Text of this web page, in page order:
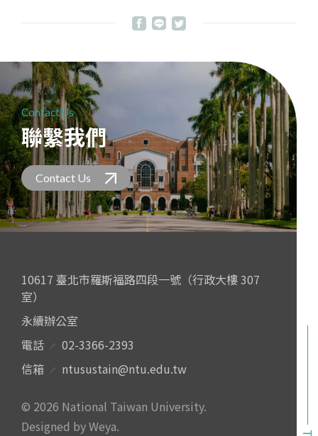
Contact Us
聯繫我們
Contact Us
10617 臺北市羅斯福路四段一號（行政大樓 307
室）
永續辦公室
電話
02-3366-2393
信箱
ntusustain@ntu.edu.tw
© 2026 National Taiwan University.
Designed by Weya.